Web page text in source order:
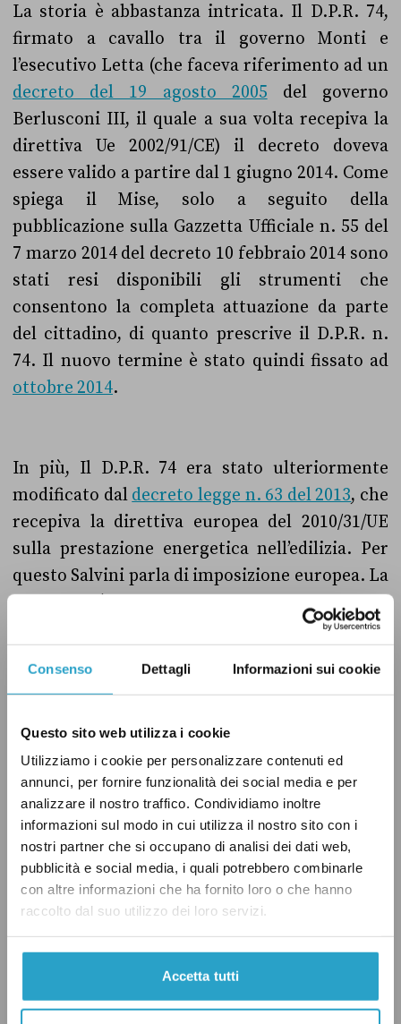
Consenso Dettagli Informazioni sui cookie
Questo sito web utilizza i cookie
Utilizziamo i cookie per personalizzare contenuti ed
annunci, per fornire funzionalità dei social media e per
analizzare il nostro traffico. Condividiamo inoltre
informazioni sul modo in cui utilizza il nostro sito con i
nostri partner che si occupano di analisi dei dati web,
pubblicità e social media, i quali potrebbero combinarle
con altre informazioni che ha fornito loro o che hanno
raccolto dal suo utilizzo dei loro servizi.
Accetta tutti
La storia è abbastanza intricata. Il D.P.R. 74,
firmato a cavallo tra il governo Monti e
l’esecutivo Letta (che faceva riferimento ad un
decreto del 19 agosto 2005 del governo
Berlusconi III, il quale a sua volta recepiva la
direttiva Ue 2002/91/CE) il decreto doveva
essere valido a partire dal 1 giugno 2014. Come
spiega il Mise, solo a seguito della
pubblicazione sulla Gazzetta Ufficiale n. 55 del
7 marzo 2014 del decreto 10 febbraio 2014 sono
stati resi disponibili gli strumenti che
consentono la completa attuazione da parte
del cittadino, di quanto prescrive il D.P.R. n.
74. Il nuovo termine è stato quindi fissato ad
ottobre 2014.
In più, Il D.P.R. 74 era stato ulteriormente
modificato dal decreto legge n. 63 del 2013, che
recepiva la direttiva europea del 2010/31/UE
sulla prestazione energetica nell’edilizia. Per
questo Salvini parla di imposizione europea. La
questione è riemersa in questi giorni, un po’
per il caldo, un po’ perchè, secondo quanto
Temporanea di Imprese
Italgas Ambiente – ha attivato il servizio di
censimento e controllo degli impianti di
climatizzazione e sta inviando lettere ai
cittadini per effettuare i controlli.
Ovviamente la Lega si opporrà?
Non solo la questione è quindi piuttosto
diversa da quanto sostenuto da Salvini, ma